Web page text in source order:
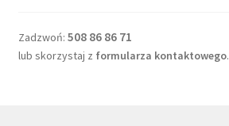
Zadzwoń: 508 86 86 71
lub skorzystaj z formularza kontaktowego.